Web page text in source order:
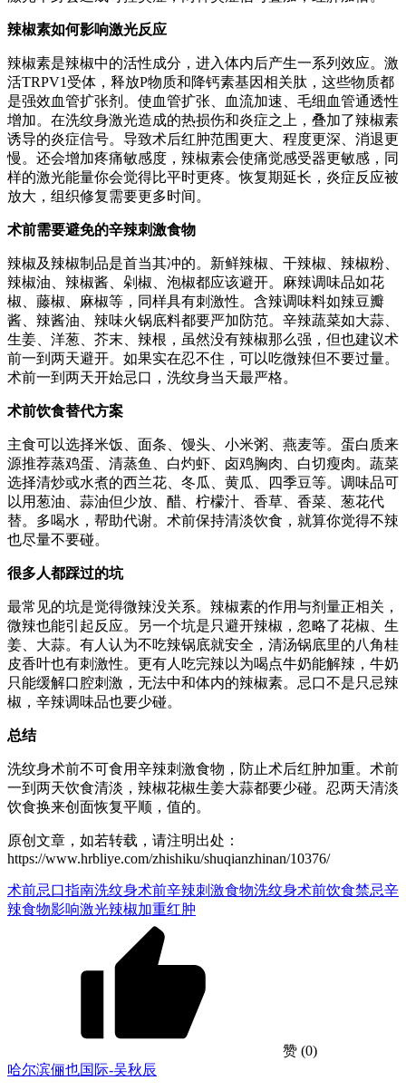
辣椒素如何影响激光反应
辣椒素是辣椒中的活性成分，进入体内后产生一系列效应。激
活TRPV1受体，释放P物质和降钙素基因相关肽，这些物质都
是强效血管扩张剂。使血管扩张、血流加速、毛细血管通透性
增加。在洗纹身激光造成的热损伤和炎症之上，叠加了辣椒素
诱导的炎症信号。导致术后红肿范围更大、程度更深、消退更
慢。还会增加疼痛敏感度，辣椒素会使痛觉感受器更敏感，同
样的激光能量你会觉得比平时更疼。恢复期延长，炎症反应被
放大，组织修复需要更多时间。
术前需要避免的辛辣刺激食物
辣椒及辣椒制品是首当其冲的。新鲜辣椒、干辣椒、辣椒粉、
辣椒油、辣椒酱、剁椒、泡椒都应该避开。麻辣调味品如花
椒、藤椒、麻椒等，同样具有刺激性。含辣调味料如辣豆瓣
酱、辣酱油、辣味火锅底料都要严加防范。辛辣蔬菜如大蒜、
生姜、洋葱、芥末、辣根，虽然没有辣椒那么强，但也建议术
前一到两天避开。如果实在忍不住，可以吃微辣但不要过量。
术前一到两天开始忌口，洗纹身当天最严格。
术前饮食替代方案
主食可以选择米饭、面条、馒头、小米粥、燕麦等。蛋白质来
源推荐蒸鸡蛋、清蒸鱼、白灼虾、卤鸡胸肉、白切瘦肉。蔬菜
选择清炒或水煮的西兰花、冬瓜、黄瓜、四季豆等。调味品可
以用葱油、蒜油但少放、醋、柠檬汁、香草、香菜、葱花代
替。多喝水，帮助代谢。术前保持清淡饮食，就算你觉得不辣
也尽量不要碰。
很多人都踩过的坑
最常见的坑是觉得微辣没关系。辣椒素的作用与剂量正相关，
微辣也能引起反应。另一个坑是只避开辣椒，忽略了花椒、生
姜、大蒜。有人认为不吃辣锅底就安全，清汤锅底里的八角桂
皮香叶也有刺激性。更有人吃完辣以为喝点牛奶能解辣，牛奶
只能缓解口腔刺激，无法中和体内的辣椒素。忌口不是只忌辣
椒，辛辣调味品也要少碰。
总结
洗纹身术前不可食用辛辣刺激食物，防止术后红肿加重。术前
一到两天饮食清淡，辣椒花椒生姜大蒜都要少碰。忍两天清淡
饮食换来创面恢复平顺，值的。
原创文章，如若转载，请注明出处：
https://www.hrbliye.com/zhishiku/shuqianzhinan/10376/
术前忌口指南洗纹身术前辛辣刺激食物洗纹身术前饮食禁忌辛
辣食物影响激光辣椒加重红肿
赞 (0)
哈尔滨俪也国际-吴秋辰